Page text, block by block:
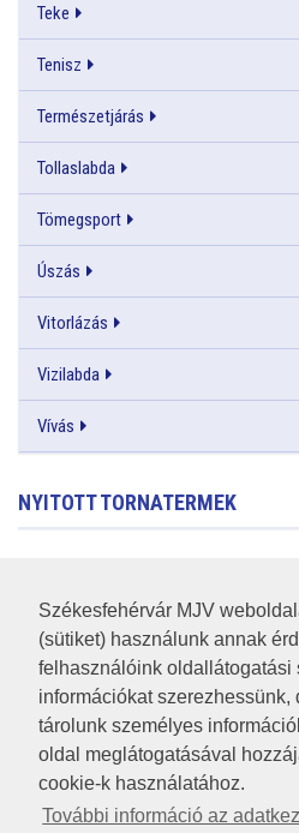
Székesfehérvár MJV
(sütiket) használunk annak
felhasználóink oldallátogatási
információkat szerezhessünk,
tárolunk személyes
oldal meglátogatásával
cookie-k használatához.
További információ az
Teke
Tenisz
Természetjárás
Tollaslabda
Tömegsport
Úszás
Vitorlázás
Vizilabda
Vívás
NYITOTT TORNATERMEK
RSS
A HONLAP 2017.03.31-I ÁLLAPOTA
JOGI NYILATKOZAT
IMPRESSZUM